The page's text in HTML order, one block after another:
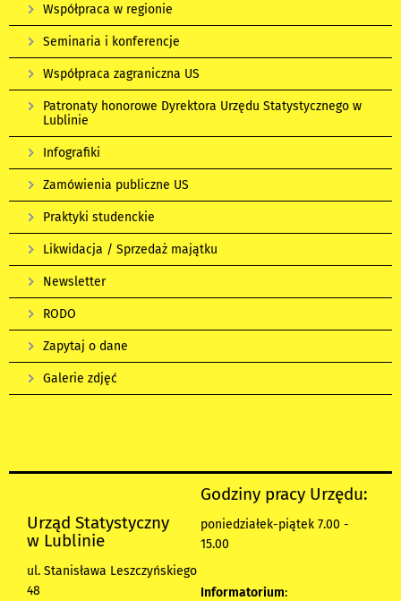
Współpraca w regionie
Seminaria i konferencje
Współpraca zagraniczna US
Patronaty honorowe Dyrektora Urzędu Statystycznego w
Lublinie
Infografiki
Zamówienia publiczne US
Praktyki studenckie
Likwidacja / Sprzedaż majątku
Newsletter
RODO
Zapytaj o dane
Galerie zdjęć
Urząd Statystyczny
w Lublinie
ul. Stanisława Leszczyńskiego
48
Godziny pracy Urzędu:
poniedziałek-piątek 7.00 -
15.00
Informatorium: